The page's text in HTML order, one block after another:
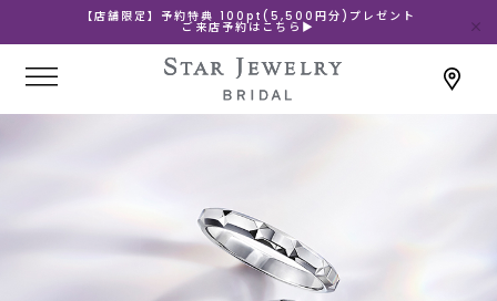
【店舗限定】予約特典 100pt(5,500円分)プレゼント
ご来店予約はこちら▶